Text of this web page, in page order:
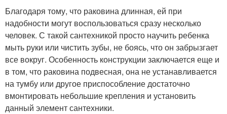
Благодаря тому, что раковина длинная, ей при
надобности могут воспользоваться сразу несколько
человек. С такой сантехникой просто научить ребенка
мыть руки или чистить зубы, не боясь, что он забрызгает
все вокруг. Особенность конструкции заключается еще и
в том, что раковина подвесная, она не устанавливается
на тумбу или другое приспособление достаточно
вмонтировать небольшие крепления и установить
данный элемент сантехники.